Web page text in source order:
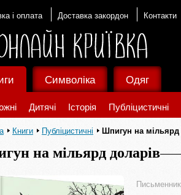
і оплата Доставка закордон Контакти
Дитячі Історія Публіцистичні
Символіка Одяг
Книги Публіцистичні Шпигун на мільярд
на мільярд доларів